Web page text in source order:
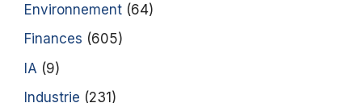
Environnement (64)
Finances (605)
IA (9)
Industrie (231)